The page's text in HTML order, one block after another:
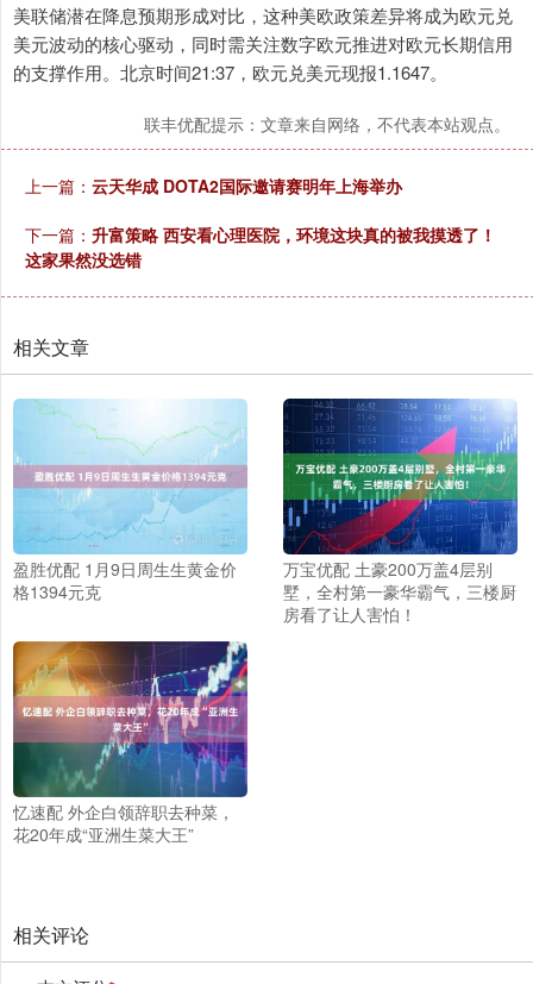
美联储潜在降息预期形成对比，这种美欧政策差异将成为欧元兑
美元波动的核心驱动，同时需关注数字欧元推进对欧元长期信用
的支撑作用。北京时间21:37，欧元兑美元现报1.1647。
联丰优配提示：文章来自网络，不代表本站观点。
上一篇： 云天华成 DOTA2国际邀请赛明年上海举办
下一篇： 升富策略 西安看心理医院，环境这块真的被我摸透了！
这家果然没选错
相关文章
盈胜优配 1月9日周生生黄金价
格1394元克
万宝优配 土豪200万盖4层别
墅，全村第一豪华霸气，三楼厨
房看了让人害怕！
忆速配 外企白领辞职去种菜，
花20年成“亚洲生菜大王”
相关评论